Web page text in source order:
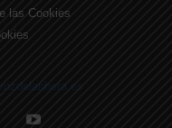
las Cookies